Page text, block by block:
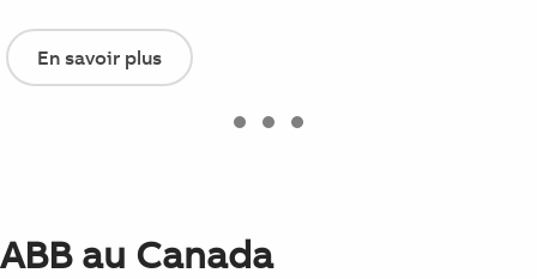
En savoir plus
ABB au Canada